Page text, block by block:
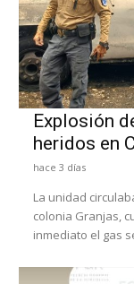
Explosión
heridos en
hace 3 días
La unidad
colonia Granjas,
inmediato el gas